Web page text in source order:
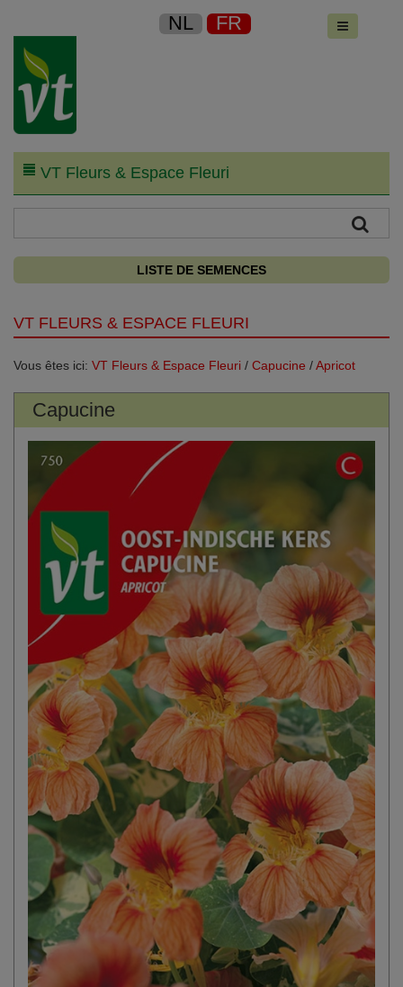
NL FR
VT Fleurs & Espace Fleuri
LISTE DE SEMENCES
VT FLEURS & ESPACE FLEURI
Vous êtes ici: VT Fleurs & Espace Fleuri / Capucine /Apricot
Capucine